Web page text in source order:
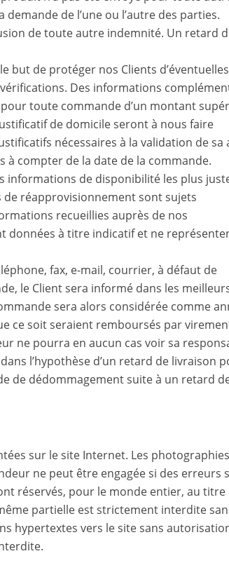
de l’une ou l’autre des parties.
de toute autre indemnité. Un retard
but de protéger nos Clients d’éventuelles
Des informations
toute commande d’un montant
de domicile seront à nous faire
nécessaires à la validation de sa
à compter de la date de la commande.
informations de disponibilité les plus
de réapprovisionnement sont sujets
recueillies auprès de nos
données à titre indicatif et ne
fax, e-mail, courrier, à défaut de
le Client sera informé dans les
sera alors considérée comme
ce soit seraient remboursés par
ne pourra en aucun cas voir sa
l’hypothèse d’un retard de livraison
de dédommagement suite à un retard
sur le site Internet. Les photographies
ne peut être engagée si des erreurs
réservés, pour le monde entier, au titre
partielle est strictement interdite
hypertextes vers le site sans